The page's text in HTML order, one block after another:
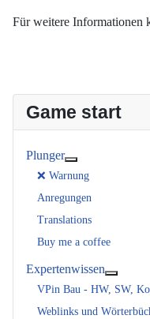
Für weitere Informationen
Game start
Plunger
❌ Warnung
Anregungen
Translations
Buy me a coffee
Expertenwissen
VPin Bau - HW, SW,
Weblinks und